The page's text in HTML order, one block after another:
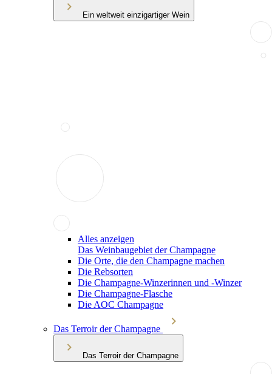
Ein weltweit einzigartiger Wein
Alles anzeigen
Das Weinbaugebiet der Champagne
Die Orte, die den Champagne machen
Die Rebsorten
Die Champagne-Winzerinnen und -Winzer
Die Champagne-Flasche
Die AOC Champagne
Das Terroir der Champagne
Das Terroir der Champagne